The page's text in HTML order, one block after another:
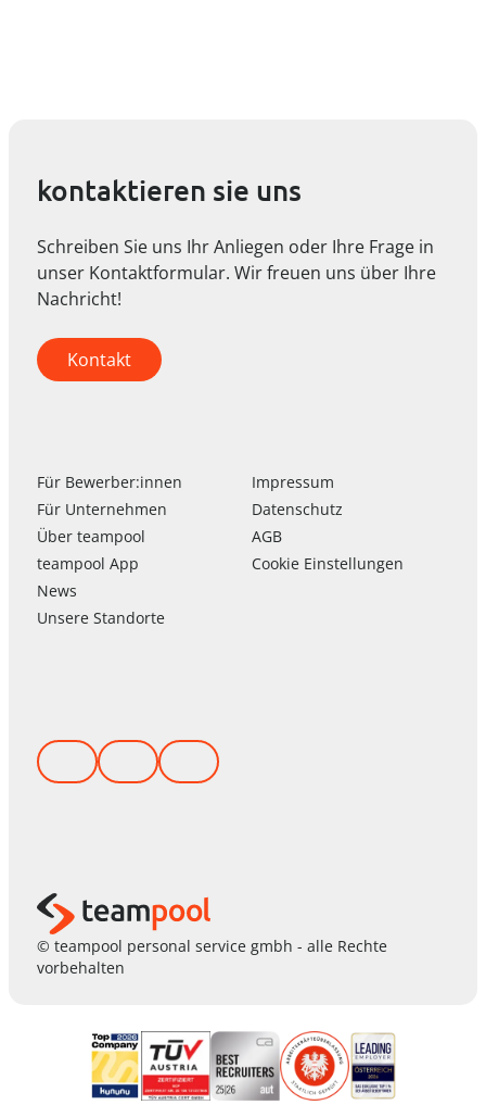
kontaktieren sie uns
Schreiben Sie uns Ihr Anliegen oder Ihre Frage in
unser Kontaktformular. Wir freuen uns über Ihre
Nachricht!
Kontakt
Für Bewerber:innen
Für Unternehmen
Überteampool
teampool App
News
Unsere Standorte
Impressum
Datenschutz
AGB
Cookie Einstellungen
© teampool personal service gmbh - alle Rechte
vorbehalten